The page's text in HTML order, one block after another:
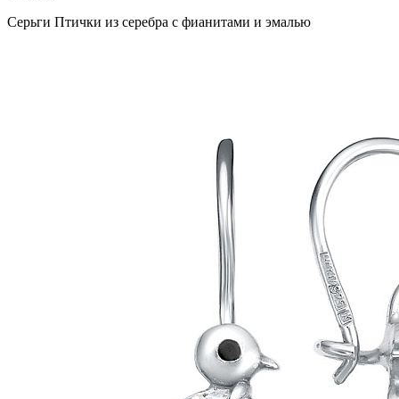
Серьги Птички из серебра с фианитами и эмалью